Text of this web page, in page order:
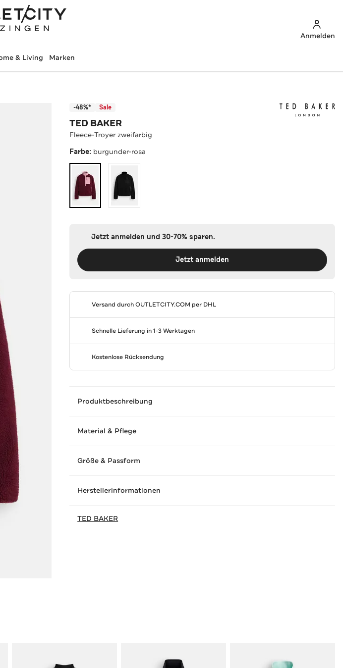
Anmelden
& Living Marken
-48%* Sale
TED BAKER
Fleece-Troyer zweifarbig
Farbe: burgunder-rosa
Jetzt anmelden und 30-70% sparen.
Jetzt anmelden
Versand durchOUTLETCITY.COM per DHL
Schnelle Lieferung in 1-3 Werktagen
Kostenlose Rücksendung
Produktbeschreibung
Material & Pflege
Größe & Passform
Herstellerinformationen
TED BAKER